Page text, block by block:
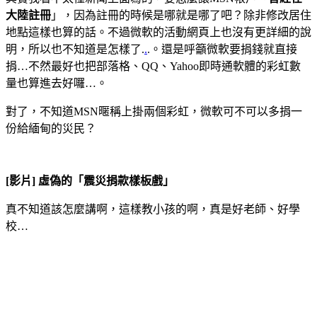
大陸註冊 」，因為註冊的時候是哪就是哪了吧？除非修改居住
地點這樣也算的話。不過微軟的活動網頁上也沒有更詳細的說
明，所以也不知道是怎樣了...。還是呼籲微軟要捐錢就直接
捐…不然最好也把部落格、QQ、Yahoo即時通軟體的彩虹數
量也算進去好囉…。
對了，不知道MSN暱稱上掛兩個彩虹，微軟可不可以多捐一
份給緬甸的災民？
[影片] 虛偽的「震災捐款樣板戲」
真不知道該怎麼講啊，這樣教小孩的啊，真是好老師、好學
校…